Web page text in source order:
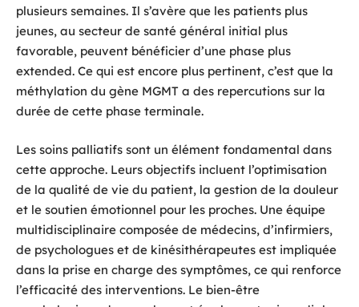
plusieurs semaines. Il s’avère que les patients plus
jeunes, au secteur de santé général initial plus
favorable, peuvent bénéficier d’une phase plus
extended. Ce qui est encore plus pertinent, c’est que la
méthylation du gène MGMT a des repercutions sur la
durée de cette phase terminale.
Les soins palliatifs sont un élément fondamental dans
cette approche. Leurs objectifs incluent l’optimisation
de la qualité de vie du patient, la gestion de la douleur
et le soutien émotionnel pour les proches. Une équipe
multidisciplinaire composée de médecins, d’infirmiers,
de psychologues et de kinésithérapeutes est impliquée
dans la prise en charge des symptômes, ce qui renforce
l’efficacité des interventions. Le bien-être